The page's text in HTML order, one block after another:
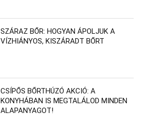
SZÁRAZ BŐR: HOGYAN ÁPOLJUK A
VÍZHIÁNYOS, KISZÁRADT BŐRT
CSÍPŐS BŐRTHÚZÓ AKCIÓ: A
KONYHÁBAN IS MEGTALÁLOD MINDEN
ALAPANYAGOT!